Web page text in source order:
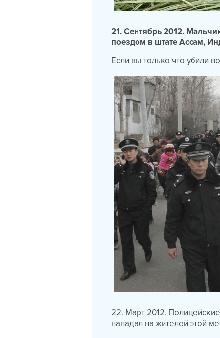
21. Сентябрь 2012.
поездом в штате Ассам,
Если вы только что убили
22. Март 2012.
нападал на жителей этой